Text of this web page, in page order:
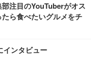
部注目のYouTuberがオス
ら食べたいグルメをチ
インタビュー